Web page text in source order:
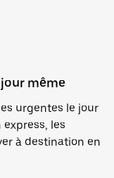
même
urgentes le jour
express, les
à destination en